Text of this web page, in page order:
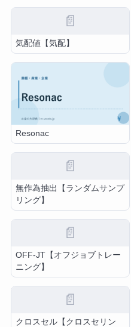
📄
気配値【気配】
Resonac
📄
無作為抽出【ランダムサンプ
リング】
📄
OFF-JT【オフジョブトレー
ニング】
📄
クロスセル【クロスセリン